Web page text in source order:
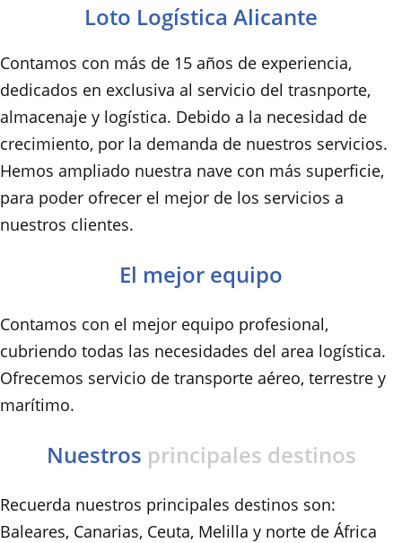
Loto Logística Alicante
Contamos con más de 15 años de experiencia,
dedicados en exclusiva al servicio del trasnporte,
almacenaje y logística. Debido a la necesidad de
crecimiento, por la demanda de nuestros servicios.
Hemos ampliado nuestra nave con más superficie,
para poder ofrecer el mejor de los servicios a
nuestros clientes.
El mejor equipo
Contamos con el mejor equipo profesional,
cubriendo todas las necesidades del area logística.
Ofrecemos servicio de transporte aéreo, terrestre y
marítimo.
Nuestros principales destinos
Recuerda nuestros principales destinos son:
Baleares, Canarias, Ceuta, Melilla y norte de África